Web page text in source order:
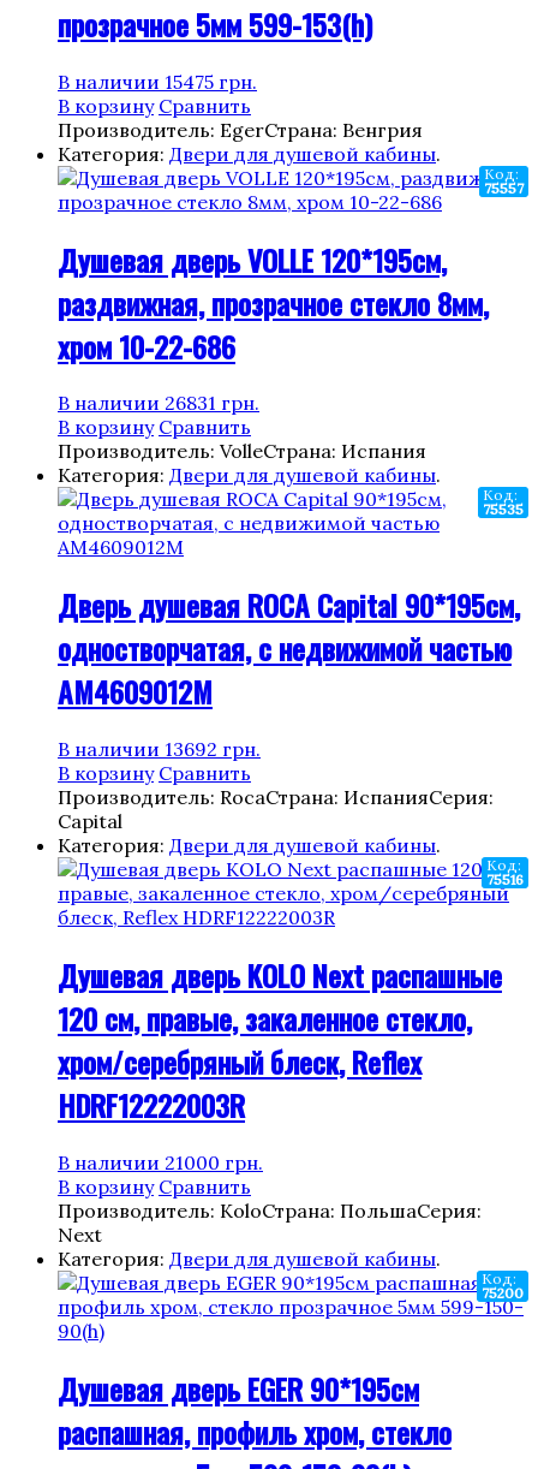
прозрачное 5мм 599-153(h)
В наличии 15475 грн.
В корзину Сравнить
Производитель: EgerСтрана: Венгрия
Категория: Двери для душевой кабины.
Код:
75557
Душевая дверь VOLLE 120*195см,
раздвижная, прозрачное стекло 8мм,
хром 10-22-686
В наличии 26831 грн.
В корзину Сравнить
Производитель: VolleСтрана: Испания
Категория: Двери для душевой кабины.
Код:
75535
Дверь душевая ROCA Capital 90*195см,
одностворчатая, с недвижимой частью
AM4609012M
В наличии 13692 грн.
В корзину Сравнить
Производитель: RocaСтрана: ИспанияСерия:
Capital
Категория: Двери для душевой кабины.
Код:
75516
Душевая дверь KOLO Next распашные
120 см, правые, закаленное стекло,
хром/серебряный блеск, Reflex
HDRF12222003R
В наличии 21000 грн.
В корзину Сравнить
Производитель: KoloСтрана: ПольшаСерия:
Next
Категория: Двери для душевой кабины.
Код:
75200
Душевая дверь EGER 90*195см
распашная, профиль хром, стекло